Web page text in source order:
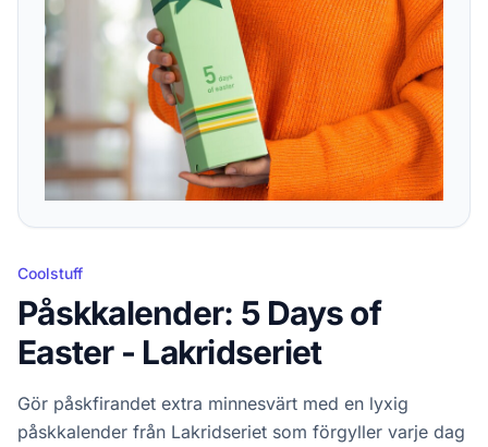
Coolstuff
Påskkalender: 5 Days of
Easter - Lakridseriet
Gör påskfirandet extra minnesvärt med en lyxig
påskkalender från Lakridseriet som förgyller varje dag